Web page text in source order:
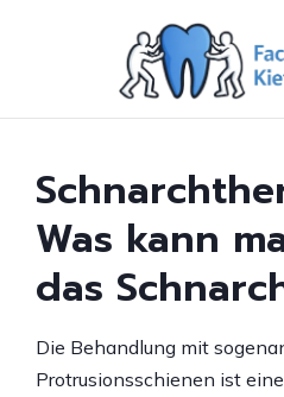
Was kann
das
Die Behandlung mit
Protrusionsschienen ist